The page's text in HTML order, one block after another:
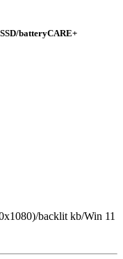
batteryCARE+
backlit kb/Win 11